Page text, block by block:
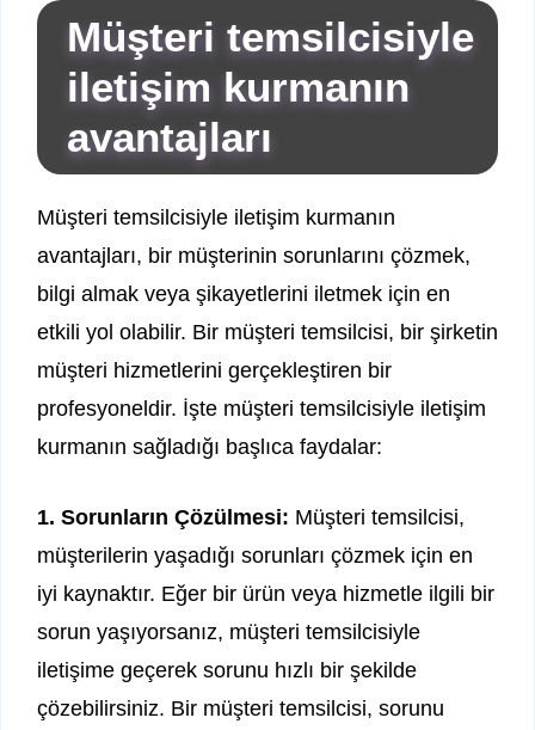
Müşteri temsilcisiyle
iletişim kurmanın
avantajları
Müşteri temsilcisiyle iletişim kurmanın
avantajları, bir müşterinin sorunlarını çözmek,
bilgi almak veya şikayetlerini iletmek için en
etkili yol olabilir. Bir müşteri temsilcisi, bir şirketin
müşteri hizmetlerini gerçekleştiren bir
profesyoneldir. İşte müşteri temsilcisiyle iletişim
kurmanın sağladığı başlıca faydalar:
1. Sorunların Çözülmesi: Müşteri temsilcisi,
müşterilerin yaşadığı sorunları çözmek için en
iyi kaynaktır. Eğer bir ürün veya hizmetle ilgili bir
sorun yaşıyorsanız, müşteri temsilcisiyle
iletişime geçerek sorunu hızlı bir şekilde
çözebilirsiniz. Bir müşteri temsilcisi, sorunu